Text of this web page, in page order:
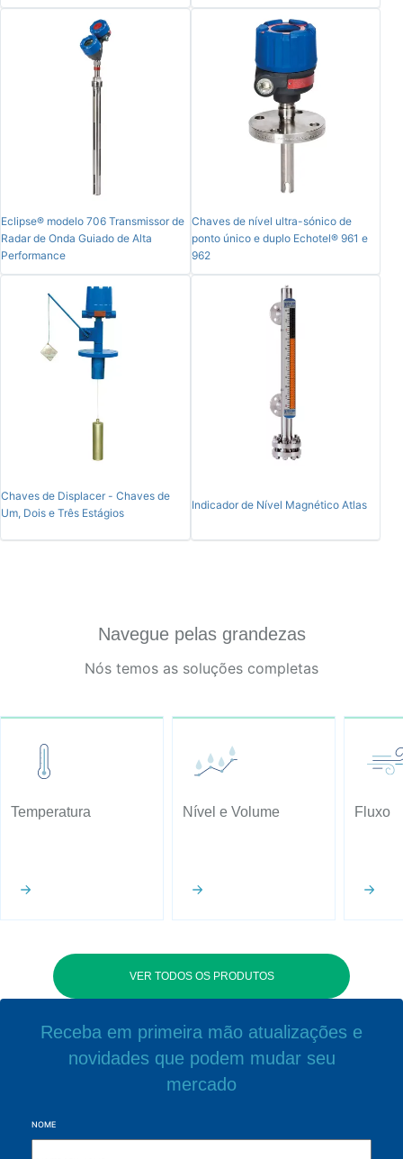
Eclipse® modelo 706 Transmissor de
Radar de Onda Guiado de Alta
Performance
Chaves de nível ultra-sónico de
ponto único e duplo Echotel® 961 e
962
Chaves de Displacer - Chaves de
Um, Dois e Três Estágios
Indicador de Nível Magnético Atlas
Navegue pelas grandezas
Nós temos as soluções completas
Temperatura Nível e Volume Fluxo
VER TODOS OS PRODUTOS
Receba em primeira mão atualizações e
novidades que podem mudar seu
mercado
NOME